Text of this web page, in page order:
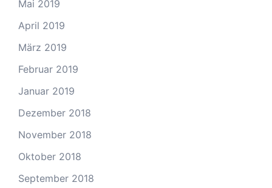
Mai 2019
April 2019
März 2019
Februar 2019
Januar 2019
Dezember 2018
November 2018
Oktober 2018
September 2018